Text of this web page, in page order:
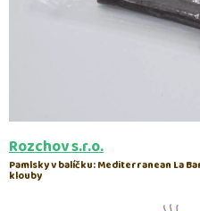
Rozchov s.r.o.
Pamlsky v balíčku:Mediterranean La
klouby